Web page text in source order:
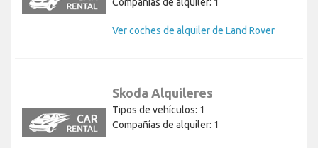
Compañías de alquiler: 1
Ver coches de alquiler de Land Rover
Skoda Alquileres
Tipos de vehículos: 1
Compañías de alquiler: 1